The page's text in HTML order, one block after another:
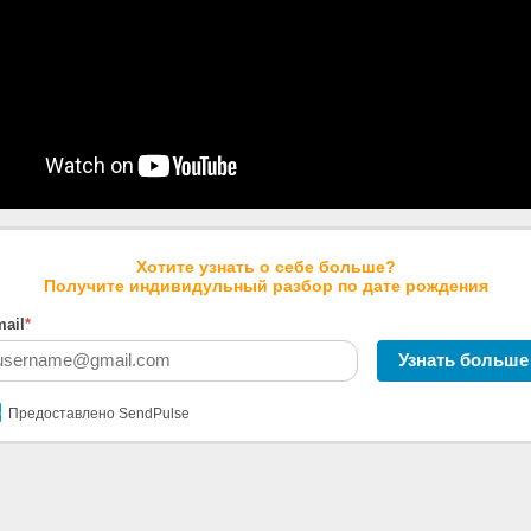
Хотите узнать о себе больше?
Получите индивидульный разбор по дате рождения
*
Узнать больше
Предоставлено SendPulse